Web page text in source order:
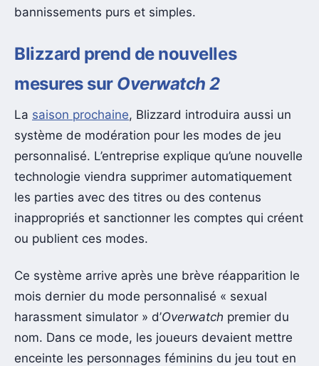
bannissements purs et simples.
Blizzard prend de nouvelles
mesures sur Overwatch 2
La saison prochaine, Blizzard introduira aussi un
système de modération pour les modes de jeu
personnalisé. L’entreprise explique qu’une nouvelle
technologie viendra supprimer automatiquement
les parties avec des titres ou des contenus
inappropriés et sanctionner les comptes qui créent
ou publient ces modes.
Ce système arrive après une brève réapparition le
mois dernier du mode personnalisé « sexual
harassment simulator » d’Overwatch premier du
nom. Dans ce mode, les joueurs devaient mettre
enceinte les personnages féminins du jeu tout en